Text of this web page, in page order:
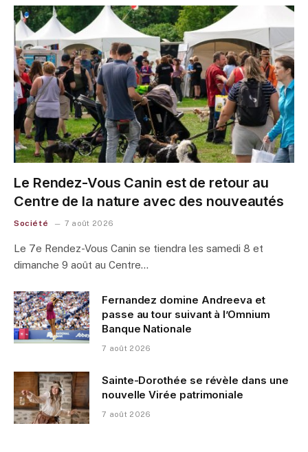
Le Rendez-Vous Canin est de retour au
Centre de la nature avec des nouveautés
Société 7 août 2026
Le 7e Rendez-Vous Canin se tiendra les samedi 8 et
dimanche 9 août au Centre…
Fernandez domine Andreeva et
passe au tour suivant à l’Omnium
Banque Nationale
7 août 2026
Sainte-Dorothée se révèle dans une
nouvelle Virée patrimoniale
7 août 2026